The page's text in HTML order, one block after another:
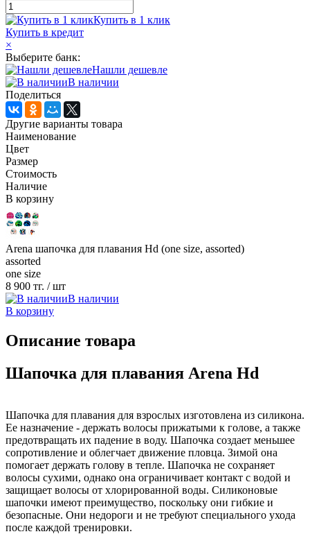
Купить в 1 клик
Купить в кредит
×
Выберите банк:
Нашли дешевле
В наличии
Поделиться
Другие варианты товара
Наименование
Цвет
Размер
Стоимость
Наличие
В корзину
Arena шапочка для плавания Hd (one size, assorted)
assorted
one size
8 900 тг. / шт
В наличии
В корзину
Описание товара
Шапочка для плавания Arena Hd
Шапочка для плавания для взрослых изготовлена из силикона.
Ее назначение - держать волосы прижатыми к голове, а также
предотвращать их падение в воду. Шапочка создает меньшее
сопротивление и облегчает движение пловца. Зимой она
помогает держать голову в тепле. Шапочка не сохраняет
волосы сухими, однако она ограничивает контакт с водой и
защищает волосы от хлорированной воды. Силиконовые
шапочки имеют преимущество, поскольку они гибкие и
безопасные. Они недороги и не требуют специального ухода
после каждой тренировки.